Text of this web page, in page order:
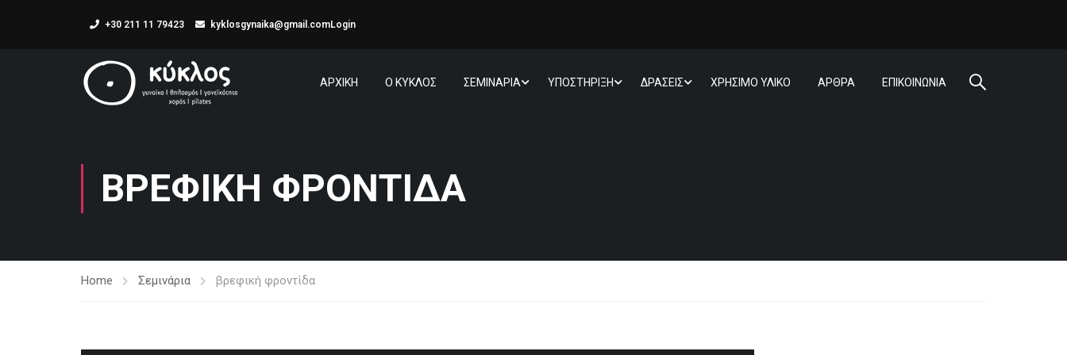
+30 211 11 79423 kyklosgynaika@gmail.comLogin
ΑΡΧΙΚΗ Ο ΚΥΚΛΟΣ ΣΕΜΙΝΑΡΙΑ ΥΠΟΣΤΗΡΙΞΗ ΔΡΑΣΕΙΣ ΧΡΗΣΙΜΟ ΥΛΙΚΟ ΑΡΘΡΑ ΕΠΙΚΟΙΝΩΝΙΑ
ΒΡΕΦΙΚΉ ΦΡΟΝΤΊΔΑ
Home Σεμινάρια βρεφική φροντίδα